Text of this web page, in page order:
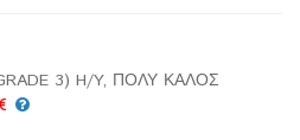
3) H/Y, ΠΟΛΥ ΚΑΛΟΣ